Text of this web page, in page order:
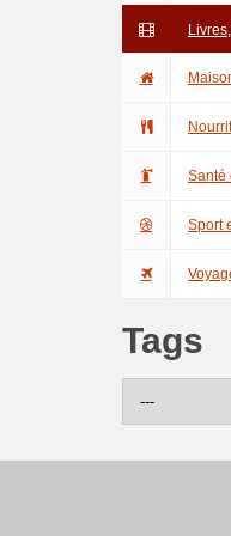
Santé
Sport
Tags